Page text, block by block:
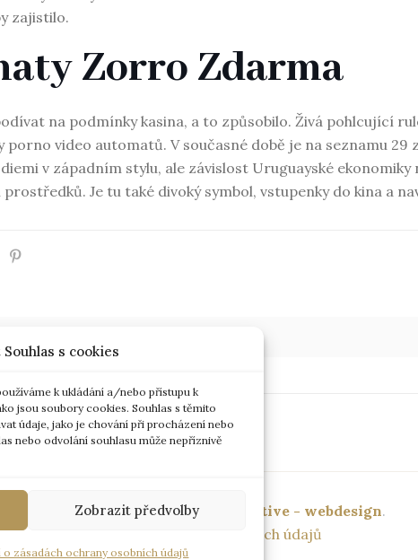
s cookies
k ukládání a/nebo přístupu k
jsou soubory cookies. Souhlas s těmito
údaje, jako je chování při procházení nebo
nebo odvolání souhlasu může nepříznivě
Zobrazit předvolby
o zásadách ochrany osobních údajů
zajistilo.
Zorro Zdarma
na podmínky kasina, a to způsobilo. Živá pohlcující
porno video automatů. V současné době je na seznamu
v západním stylu, ale závislost Uruguayské
Je tu také divoký symbol, vstupenky do kina a
Hotel GAME.Realizace © 2018, Xcreative - webdesign.
Prohlášení o zásadách ochrany osobních údajů